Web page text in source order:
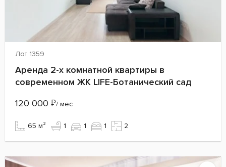
Лот 1359
Аренда 2-х комнатной квартиры в
современном ЖК LIFE-Ботанический сад
120 000 ₽/ мес
65 м² 1 1 1 2